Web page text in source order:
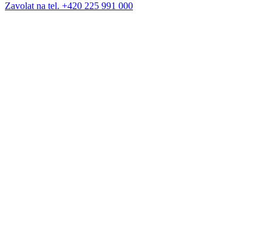
Zavolat na tel. +420 225 991 000